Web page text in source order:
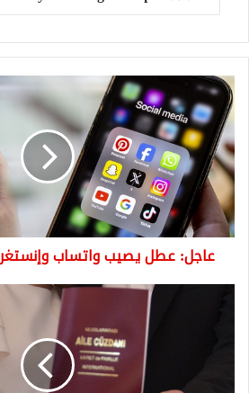
عاجل:
عطل
يصيب
واتساب
وإنستغرام
وتويتر
في
تركيا
عاجل: عطل يصيب واتساب